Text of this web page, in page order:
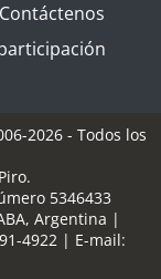
Contáctenos
2026 - Todos los
5346433
Argentina |
4922| E-mail: